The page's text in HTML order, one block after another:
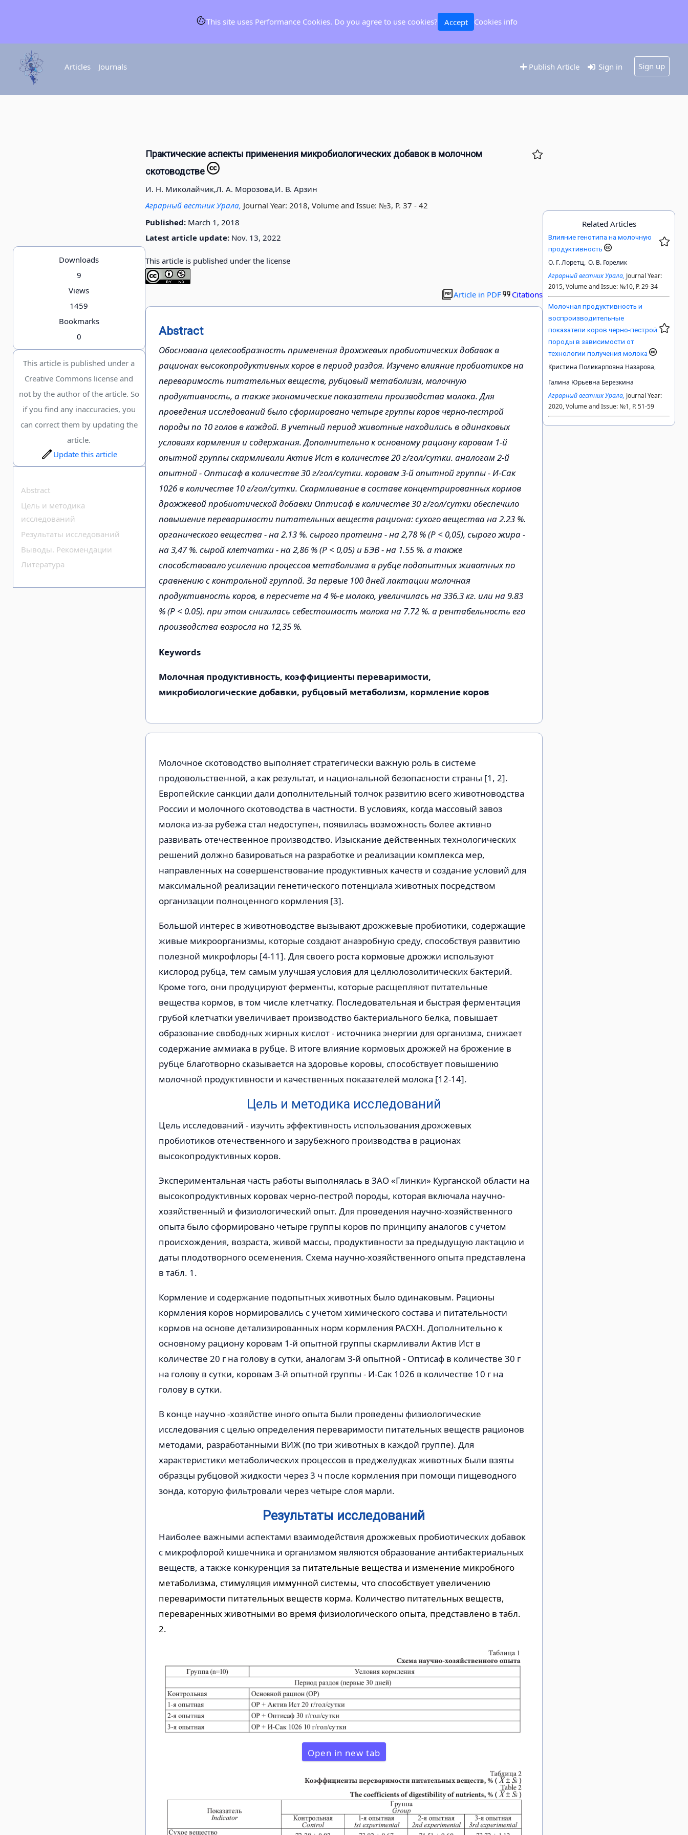
Articles Journals Publish Article Sign in Sign up
Downloads
9
Views
1459
Bookmarks
0
This article is published under a
Creative Commons license and
not by the author of the article. So
if you find any inaccuracies, you
can correct them by updating the
article.
Update this article
Abstract
Цель и методика
исследований
Результаты исследований
Выводы. Рекомендации
Литература
Практические аспекты применения микробиологических добавок в молочном
скотоводстве
И. Н. Миколайчик,Л. А. Морозова,И. В. Арзин
Аграрный вестник Урала, Journal Year: 2018, Volume and Issue: №3, P. 37 - 42
Published:March 1, 2018
Latest article update:Nov. 13, 2022
This article is published under the license
Article in PDF Citations
Abstract
Обоснована целесообразность применения дрожжевых пробиотических добавок в
рационах высокопродуктивных коров в период раздоя. Изучено влияние пробиотиков на
переваримость питательных веществ, рубцовый метаболизм, молочную
продуктивность, а также экономические показатели производства молока. Для
проведения исследований было сформировано четыре группы коров черно-пестрой
породы по 10 голов в каждой. В учетный период животные находились в одинаковых
условиях кормления и содержания. Дополнительно к основному рациону коровам 1-й
опытной группы скармливали Актив Ист в количестве 20 г/гол/сутки. аналогам 2-й
опытной - Оптисаф в количестве 30 г/гол/сутки. коровам 3-й опытной группы - И-Сак
1026 в количестве 10 г/гол/сутки. Скармливание в составе концентрированных кормов
дрожжевой пробиотической добавки Оптисаф в количестве 30 г/гол/сутки обеспечило
повышение переваримости питательных веществ рациона: сухого вещества на 2.23 %.
органического вещества - на 2.13 %. сырого протеина - на 2,78 % (Р < 0,05), сырого жира -
на 3,47 %. сырой клетчатки - на 2,86 % (Р < 0,05) и БЭВ - на 1.55 %. а также
способствовало усилению процессов метаболизма в рубце подопытных животных по
сравнению с контрольной группой. За первые 100 дней лактации молочная
продуктивность коров, в пересчете на 4 %-е молоко, увеличилась на 336.3 кг. или на 9.83
% (Р < 0.05). при этом снизилась себестоимость молока на 7.72 %. а рентабельность его
производства возросла на 12,35 %.
Keywords
Молочная продуктивность, коэффициенты переваримости,
микробиологические добавки, рубцовый метаболизм, кормление коров
Молочное скотоводство выполняет стратегически важную роль в системе
продовольственной, а как результат, и национальной безопасности страны [1, 2].
Европейские санкции дали дополнительный толчок развитию всего животноводства
России и молочного скотоводства в частности. В условиях, когда массовый завоз
молока из-за рубежа стал недоступен, появилась возможность более активно
развивать отечественное производство. Изыскание действенных технологических
решений должно базироваться на разработке и реализации комплекса мер,
направленных на совершенствование продуктивных качеств и создание условий для
максимальной реализации генетического потенциала животных посредством
организации полноценного кормления [3].
Большой интерес в животноводстве вызывают дрожжевые пробиотики, содержащие
живые микроорганизмы, которые создают анаэробную среду, способствуя развитию
полезной микрофлоры [4-11]. Для своего роста кормовые дрожжи используют
кислород рубца, тем самым улучшая условия для целлюлозолитических бактерий.
Кроме того, они продуцируют ферменты, которые расщепляют питательные
вещества кормов, в том числе клетчатку. Последовательная и быстрая ферментация
грубой клетчатки увеличивает производство бактериального белка, повышает
образование свободных жирных кислот - источника энергии для организма, снижает
содержание аммиака в рубце. В итоге влияние кормовых дрожжей на брожение в
рубце благотворно сказывается на здоровье коровы, способствует повышению
молочной продуктивности и качественных показателей молока [12-14].
Цель и методика исследований
Цель исследований - изучить эффективность использования дрожжевых
пробиотиков отечественного и зарубежного производства в рационах
высокопродуктивных коров.
Экспериментальная часть работы выполнялась в ЗАО «Глинки» Курганской области на
высокопродуктивных коровах черно-пестрой породы, которая включала научно-
хозяйственный и физиологический опыт. Для проведения научно-хозяйственного
опыта было сформировано четыре группы коров по принципу аналогов с учетом
происхождения, возраста, живой массы, продуктивности за предыдущую лактацию и
даты плодотворного осеменения. Схема научно-хозяйственного опыта представлена
в табл. 1.
Кормление и содержание подопытных животных было одинаковым. Рационы
кормления коров нормировались с учетом химического состава и питательности
кормов на основе детализированных норм кормления РАСХН. Дополнительно к
основному рациону коровам 1-й опытной группы скармливали Актив Ист в
количестве 20 г на голову в сутки, аналогам 3-й опытной - Оптисаф в количестве 30 г
на голову в сутки, коровам 3-й опытной группы - И-Сак 1026 в количестве 10 г на
голову в сутки.
В конце научно -хозяйстве иного опыта были проведены физиологические
исследования с целью определения переваримости питательных веществ рационов
методами, разработанными ВИЖ (по три животных в каждой группе). Для
характеристики метаболических процессов в преджелудках животных были взяты
образцы рубцовой жидкости через 3 ч после кормления при помощи пищеводного
зонда, которую фильтровали через четыре слоя марли.
Результаты исследований
Наиболее важными аспектами взаимодействия дрожжевых пробиотических добавок
с микрофлорой кишечника и организмом являются образование антибактериальных
веществ, а также конкуренция за питательные вещества и изменение микробного
метаболизма, стимуляция иммунной системы, что способствует увеличению
переваримости питательных веществ корма. Количество питательных веществ,
переваренных животными во время физиологического опыта, представлено в табл.
2.
Open in new tab
Related Articles
Влияние генотипа на молочную
продуктивность
О. Г. Лоретц, О. В. Горелик
Аграрный вестник Урала, Journal Year:
2015, Volume and Issue: №10, P. 29-34
Молочная продуктивность и
воспроизводительные
показатели коров черно-пестрой
породы в зависимости от
технологии получения молока
Кристина Поликарповна Назарова,
Галина Юрьевна Березкина
Аграрный вестник Урала, Journal Year:
2020, Volume and Issue: №1, P. 51-59
This site uses Performance Cookies. Do you agree to use cookies? Accept Cookies info